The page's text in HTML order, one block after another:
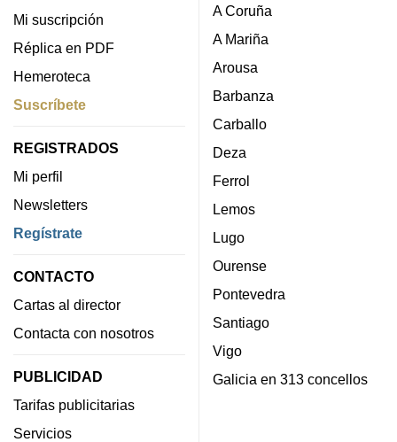
Mi suscripción
Réplica en PDF
Hemeroteca
Suscríbete
REGISTRADOS
Mi perfil
Newsletters
Regístrate
CONTACTO
Cartas al director
Contacta con nosotros
PUBLICIDAD
Tarifas publicitarias
Servicios
A Coruña
A Mariña
Arousa
Barbanza
Carballo
Deza
Ferrol
Lemos
Lugo
Ourense
Pontevedra
Santiago
Vigo
Galicia en 313 concellos